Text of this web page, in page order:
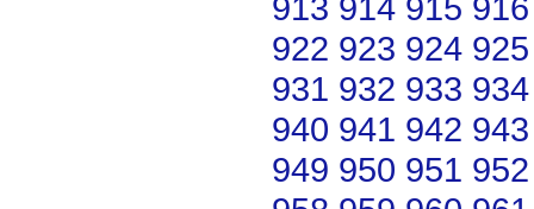
922 923 924 925
931 932 933 934
940 941 942 943
949 950 951 952